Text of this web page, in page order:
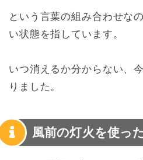
という言葉の組み合わせな
い状態を指しています。
いつ消えるか分からない、
りました。
風前の灯火を使っ